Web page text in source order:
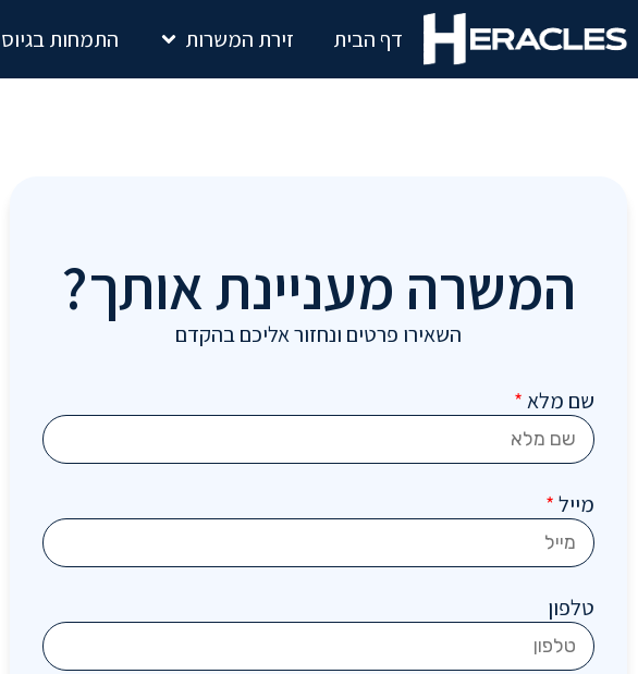
דף הבית זירת המשרות התמחות בגיוס
המשרה מעניינת אותך?
השאירו פרטים ונחזור אליכם בהקדם
שם מלא*
מייל*
טלפון